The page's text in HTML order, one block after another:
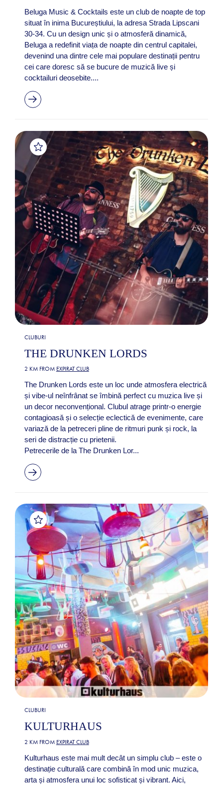
Beluga Music & Cocktails este un club de noapte de top
situat în inima Bucureștiului, la adresa Strada Lipscani
30-34. Cu un design unic și o atmosferă dinamică,
Beluga a redefinit viața de noapte din centrul capitalei,
devenind una dintre cele mai populare destinații pentru
cei care doresc să se bucure de muzică live și
cocktailuri deosebite....
CLUBURI
THE DRUNKEN LORDS
2 KM FROM EXPIRAT CLUB
The Drunken Lords este un loc unde atmosfera electrică
și vibe-ul neînfrânat se îmbină perfect cu muzica live și
un decor neconvențional. Clubul atrage printr-o energie
contagioasă și o selecție eclectică de evenimente, care
variază de la petreceri pline de ritmuri punk și rock, la
seri de distracție cu prietenii.
Petrecerile de la The Drunken Lor...
CLUBURI
KULTURHAUS
2 KM FROM EXPIRAT CLUB
Kulturhaus este mai mult decât un simplu club – este o
destinație culturală care combină în mod unic muzica,
arta și atmosfera unui loc sofisticat și vibrant. Aici,